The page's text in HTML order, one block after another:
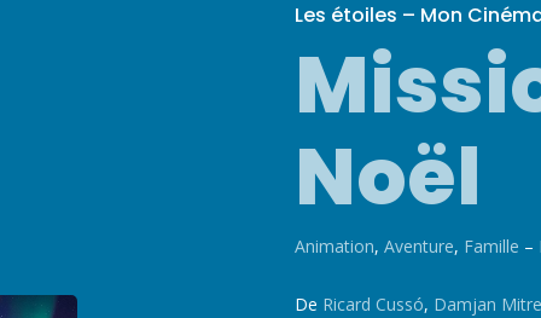
Les étoiles – Mon
Noël
Animation, Aventure, Famille –
De Ricard Cussó, Damjan